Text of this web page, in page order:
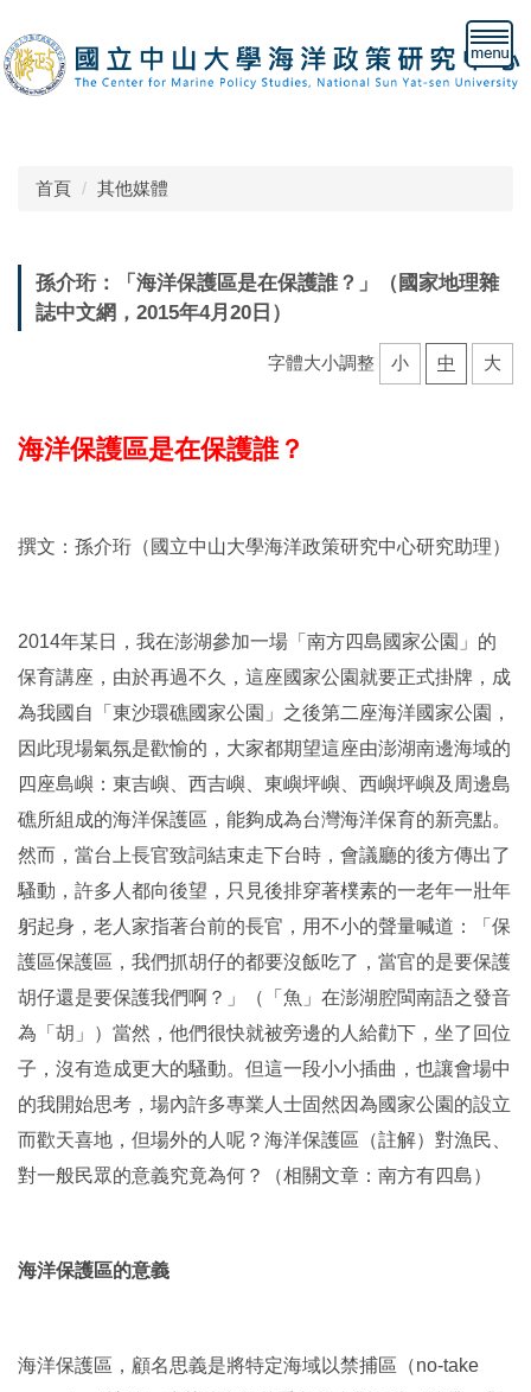
到
主
要
首頁 其他媒體
孫介珩：「海洋保護區是在保護誰？」（國家地理雜
誌中文網，2015年4月20日）
字體大小調整 小 中 大
海洋保護區是在保護誰？
撰文：孫介珩（國立中山大學海洋政策研究中心研究助理）
2014年某日，我在澎湖參加一場「南方四島國家公園」的
保育講座，由於再過不久，這座國家公園就要正式掛牌，成
為我國自「東沙環礁國家公園」之後第二座海洋國家公園，
因此現場氣氛是歡愉的，大家都期望這座由澎湖南邊海域的
四座島嶼：東吉嶼、西吉嶼、東嶼坪嶼、西嶼坪嶼及周邊島
礁所組成的海洋保護區，能夠成為台灣海洋保育的新亮點。
然而，當台上長官致詞結束走下台時，會議廳的後方傳出了
騷動，許多人都向後望，只見後排穿著樸素的一老年一壯年
躬起身，老人家指著台前的長官，用不小的聲量喊道：「保
護區保護區，我們抓胡仔的都要沒飯吃了，當官的是要保護
胡仔還是要保護我們啊？」（「魚」在澎湖腔閩南語之發音
為「胡」）當然，他們很快就被旁邊的人給勸下，坐了回位
子，沒有造成更大的騷動。但這一段小小插曲，也讓會場中
的我開始思考，場內許多專業人士固然因為國家公園的設立
而歡天喜地，但場外的人呢？海洋保護區（註解）對漁民、
對一般民眾的意義究竟為何？（相關文章： 南方有四島）
海洋保護區的意義
海洋保護區，顧名思義是將特定海域以禁捕區（no-take